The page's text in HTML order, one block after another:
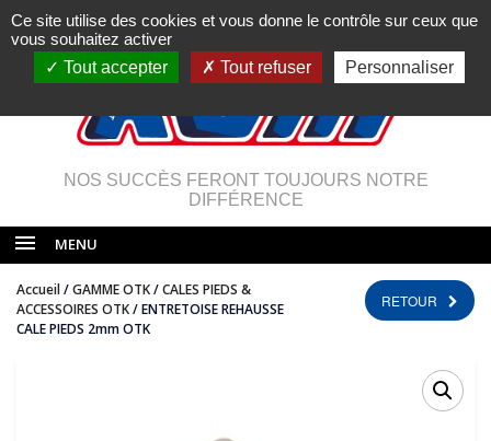
NOS SUCCÈS FERONT TOUJOURS NOTRE
DIFFÉRENCE
MENU
Accueil/GAMME OTK/CALES PIEDS &
ACCESSOIRES OTK/ ENTRETOISE REHAUSSE
CALE PIEDS 2mm OTK
RETOUR
Ce site utilise des cookies et vous donne le contrôle sur ceux que
vous souhaitez activer
Tout accepter
Tout refuser Personnaliser